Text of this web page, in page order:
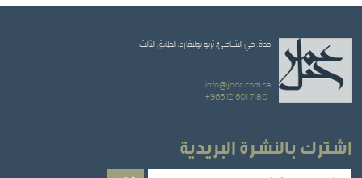
جدة: حي الشاطئ، تريو بوليفارد، الطابق الثالث
info@jodc.com.sa
+966 12 601 7180
اشترك بالنشرة البريدية